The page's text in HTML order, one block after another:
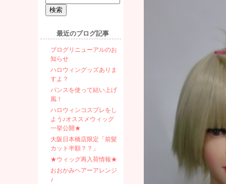
最近のブログ記事
ブログリニューアルのお
知らせ
ハロウィングッズありま
すよ？
バンスを使って結い上げ
風！
ハロウィンコスプレをし
よう♪オススメウィッグ
一挙公開★
大阪日本橋店限定「前髪
カット半額？？」
★ウィッグ再入荷情報★
おおかみヘアーアレンジ
♪